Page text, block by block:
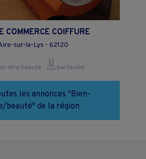
COMMERCE COIFFURE
sur-la-Lys - 62120
être/beauté particulier
les annonces "Bien-
beauté" de la région